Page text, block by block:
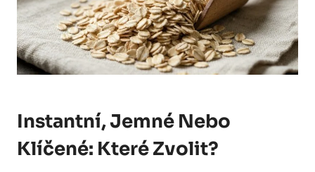
Instantní, Jemné Nebo
Klíčené: Které Zvolit?